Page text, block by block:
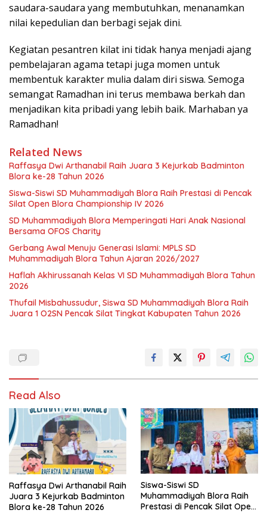
saudara-saudara yang membutuhkan, menanamkan
nilai kepedulian dan berbagi sejak dini.
Kegiatan pesantren kilat ini tidak hanya menjadi ajang
pembelajaran agama tetapi juga momen untuk
membentuk karakter mulia dalam diri siswa. Semoga
semangat Ramadhan ini terus membawa berkah dan
menjadikan kita pribadi yang lebih baik. Marhaban ya
Ramadhan!
Related News
Raffasya Dwi Arthanabil Raih Juara 3 Kejurkab Badminton
Blora ke-28 Tahun 2026
Siswa-Siswi SD Muhammadiyah Blora Raih Prestasi di Pencak
Silat Open Blora Championship IV 2026
SD Muhammadiyah Blora Memperingati Hari Anak Nasional
Bersama OFOS Charity
Gerbang Awal Menuju Generasi Islami: MPLS SD
Muhammadiyah Blora Tahun Ajaran 2026/2027
Haflah Akhirussanah Kelas VI SD Muhammadiyah Blora Tahun
2026
Thufail Misbahussudur, Siswa SD Muhammadiyah Blora Raih
Juara 1 O2SN Pencak Silat Tingkat Kabupaten Tahun 2026
Read Also
Raffasya Dwi Arthanabil Raih
Juara 3 Kejurkab Badminton
Blora ke-28 Tahun 2026
Siswa-Siswi SD
Muhammadiyah Blora Raih
Prestasi di Pencak Silat Open